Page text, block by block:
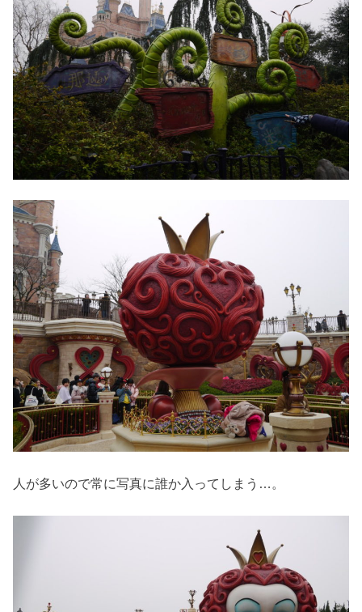
人が多いので常に写真に誰か入ってしまう…。